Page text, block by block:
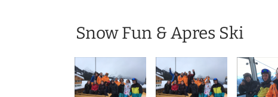
Snow Fun & Apres Ski